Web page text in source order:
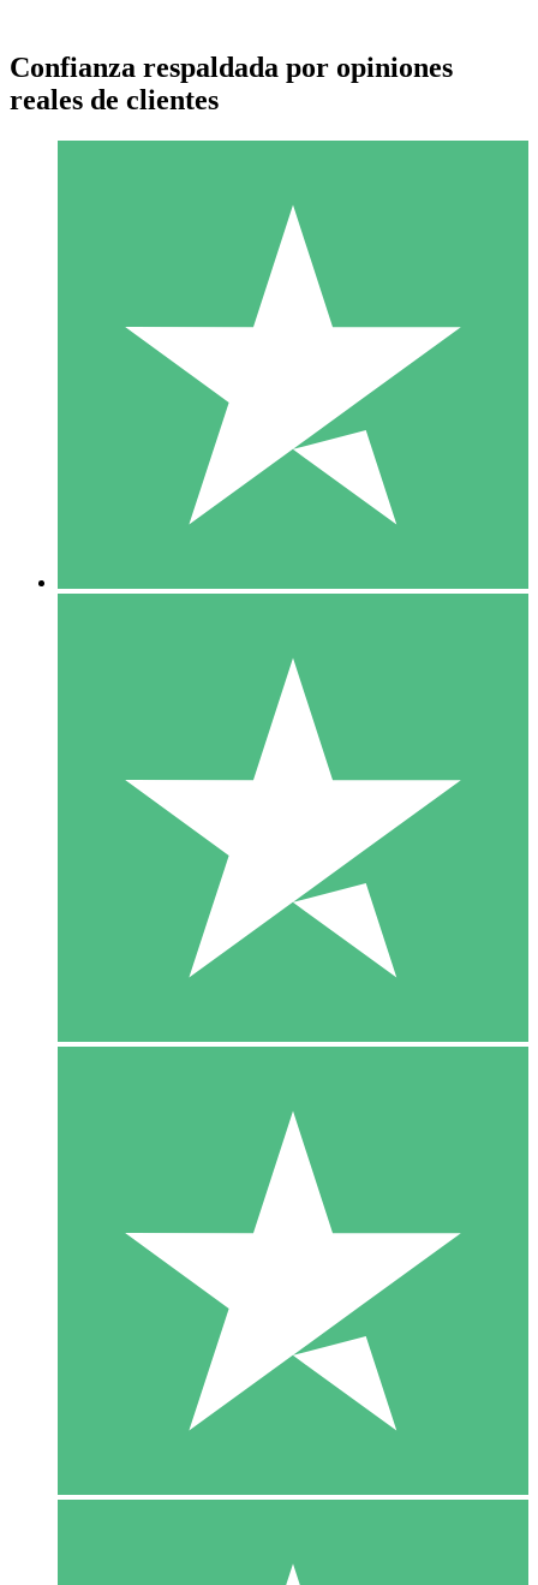
Paquetes de Créditos Individuales
Paga según el uso con créditos de descarga. Sin compromiso
10 00
10 Descargas
20 00
Confianza respaldada por opiniones
reales de clientes